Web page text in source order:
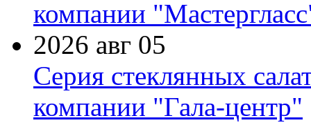
компании
2026 авг 05
Серия стеклянных
компании "Гала-центр"